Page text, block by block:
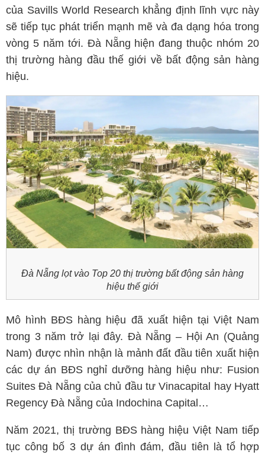
của Savills World Research khẳng định lĩnh vực này
sẽ tiếp tục phát triển mạnh mẽ và đa dạng hóa trong
vòng 5 năm tới. Đà Nẵng hiện đang thuộc nhóm 20
thị trường hàng đầu thế giới về bất động sản hàng
hiệu.
Đà Nẵng lọt vào Top 20 thị trường bất động sản hàng
hiệu thế giới
Mô hình BĐS hàng hiệu đã xuất hiện tại Việt Nam
trong 3 năm trở lại đây. Đà Nẵng – Hội An (Quảng
Nam) được nhìn nhận là mảnh đất đầu tiên xuất hiện
các dự án BĐS nghỉ dưỡng hàng hiệu như: Fusion
Suites Đà Nẵng của chủ đầu tư Vinacapital hay Hyatt
Regency Đà Nẵng của Indochina Capital…
Năm 2021, thị trường BĐS hàng hiệu Việt Nam tiếp
tục công bố 3 dự án đình đám, đầu tiên là tổ hợp